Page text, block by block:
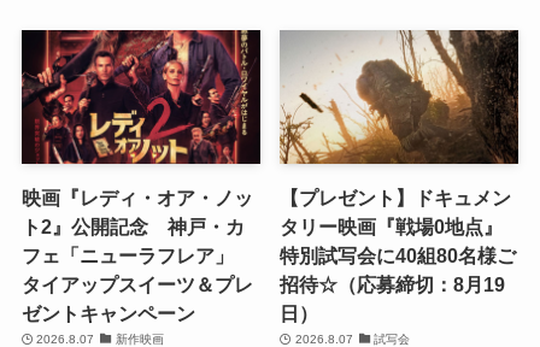
映画『レディ・オア・ノッ
ト2』公開記念 神戸・カ
フェ「ニューラフレア」
タイアップスイーツ＆プレ
ゼントキャンペーン
2026.8.07 新作映画
【プレゼント】ドキュメン
タリー映画『戦場0地点』
特別試写会に40組80名様ご
招待☆（応募締切：8月19
日）
2026.8.07 試写会